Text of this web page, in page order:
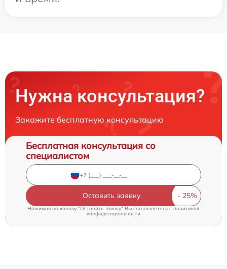
Нужна консультация?
Закажите бесплатную консультацию
Бесплатная консультация со
специалистом
Оставить заявку
Нажимая на кнопку "Оставить заявку" Вы соглашаетесь cполитикой
конфиденциальности